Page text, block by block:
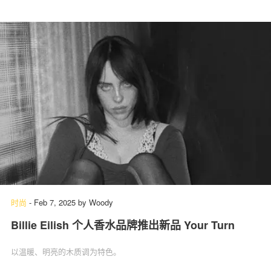
时尚 - Feb 7, 2025 by Woody
Billie Eilish 个人香水品牌推出新品 Your Turn
以温暖、明亮的木质调为特色。